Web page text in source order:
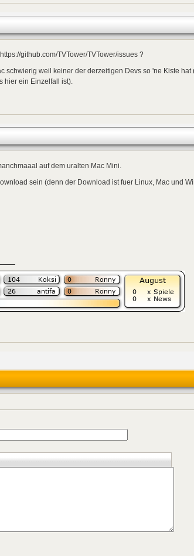
github.com/TVTower/TVTower/issues ?
schwierig weil keiner der derzeitigen Devs so 'ne Kiste
hier ein Einzelfall ist).
auf dem uralten Mac Mini.
sein (denn der Download ist fuer Linux, Mac und